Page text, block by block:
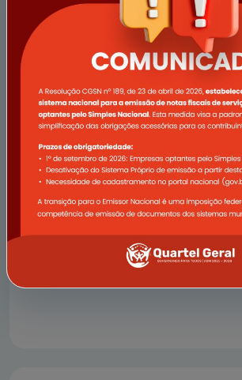
▪️ Consultas médicas e de enfermagem;
▪️ Vacinação e campanhas de imunização;
▪️ Transporte de pacientes;
▪️ Assistência farmacêutica;
▪️ Vigilância Sanitária e Epidemiológica;
▪️ Atendimento odontológico;